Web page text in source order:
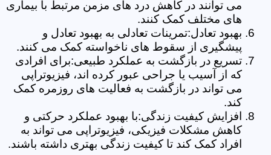
می توانند در کاهش درد های مزمن مرتبط با بیماری
های مختلف کمک کنند.
بهبود تعادل:تمرینات تعادلی به بهبود تعادل و
پیشگیری از سقوط های ناخواسته کمک می کنند.
تسریع در بازگشت به عملکرد طبیعی:برای افرادی
که از آسیب یا جراحی عبور کرده اند، فیزیوتراپی
می تواند در بازگشت به فعالیت های روزمره کمک
کند.
افزایش کیفیت زندگی:با بهبود عملکرد حرکتی و
کاهش مشکلات فیزیکی، فیزیوتراپی می تواند به
افراد کمک کند تا کیفیت زندگی بهتری داشته باشند.